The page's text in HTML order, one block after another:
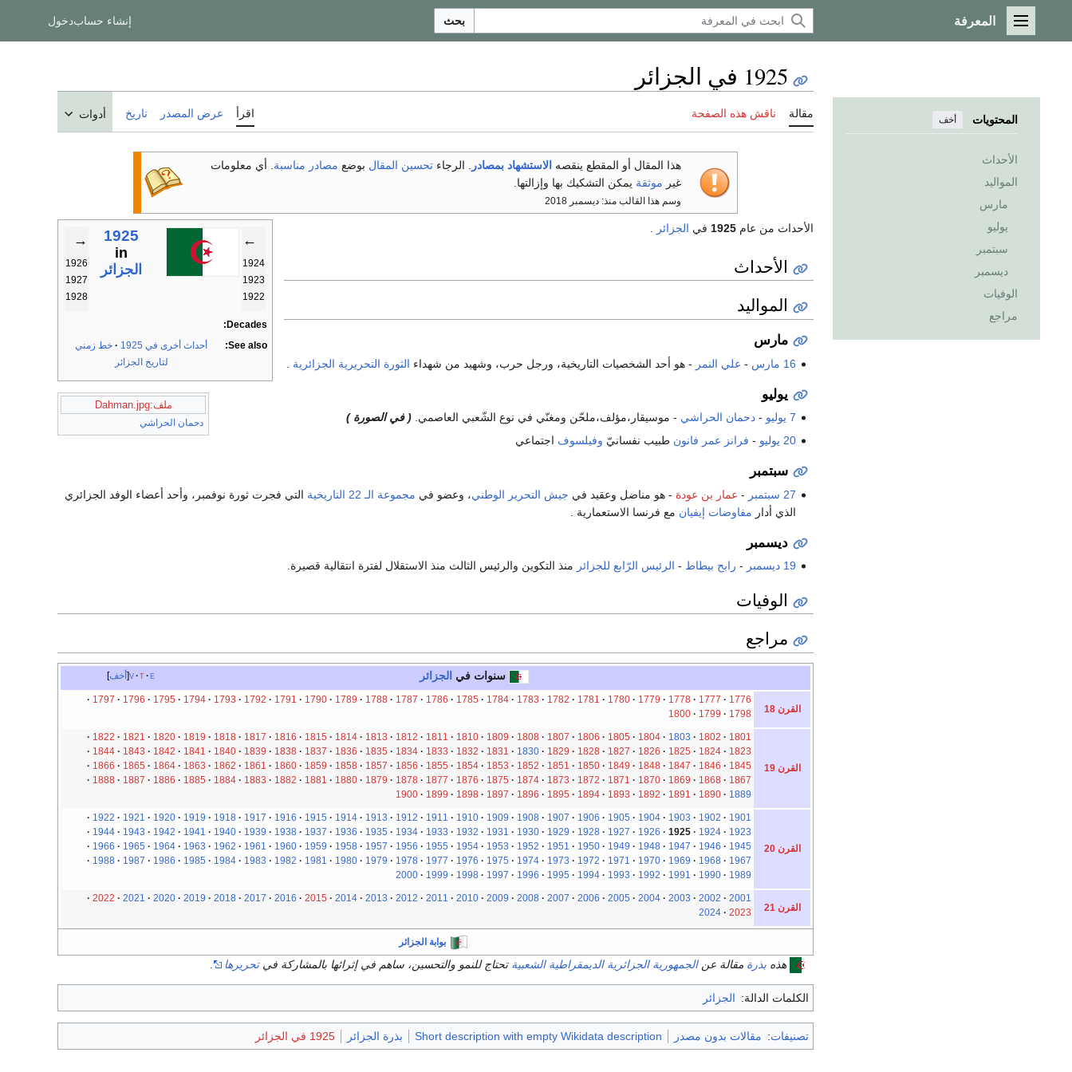
القائمة الرئيسية
المعرفة بحث إنشاء حسابدخول
المحتويات أخف
الأحداث
المواليد
مارس
يوليو
سبتمبر
ديسمبر
الوفيات
مراجع
1925 في الجزائر
مقالة ناقش هذه الصفحة اقرأ عرض المصدر تاريخ أدوات
هذا المقال أو المقطع ينقصه الاستشهاد بمصادر . الرجاء تحسين المقال بوضع مصادر مناسبة . أي معلومات
غير موثقة يمكن التشكيك بها وإزالتها.
وسم هذا القالب منذ: ديسمبر 2018
←
1924
1923
1922
1925
in
الجزائر
→
1926
1927
1928
Decades:
See also:
أحداث أخرى في 1925
خط زمني
لتاريخ الجزائر
الأحداث من عام 1925 في الجزائر
الأحداث
المواليد
ملف:Dahman.jpg
دحمان الحراشي
مارس
16 مارس - علي النمر - هو أحد الشخصيات التاريخية، ورجل حرب، وشهيد من شهداء الثورة التحريرية الجزائرية
يوليو
7 يوليو -دحمان الحراشي - موسيقار،مؤلف،ملحّن ومغنّي في نوع الشّعبي العاصمي.( في الصورة )
20 يوليو
- فرانز عمر فانون طبيب نفسانيّ وفيلسوف اجتماعي
سبتمبر
27 سبتمبر - عمار بن عودة - هو مناضل وعقيد في جيش التحرير الوطني، وعضو في مجموعة الـ 22 التاريخية
التي فجرت ثورة نوفمبر، وأحد أعضاء الوفد الجزائري
الذي أدار مفاوضات إيفيان مع فرنسا الاستعمارية .
ديسمبر
19 ديسمبر - رابح بيطاط - الرئيس الرّابع للجزائر منذ التكوين والرئيس الثالث منذ الاستقلال لفترة انتقالية قصيرة.
الوفيات
مراجع
أخف v t e سنوات في الجزائر
القرن 18
1776
1777
1778
1779
1780
1781
1782
1783
1784
1785
1786
1787
1788
1789
1790
1791
1792
1793
1794
1795
1796
1797
1798
1799
1800
القرن 19
1801
1802
1803
1804
1805
1806
1807
1808
1809
1810
1811
1812
1813
1814
1815
1816
1817
1818
1819
1820
1821
1822
1823
1824
1825
1826
1827
1828
1829
1830
1831
1832
1833
1834
1835
1836
1837
1838
1839
1840
1841
1842
1843
1844
1845
1846
1847
1848
1849
1850
1851
1852
1853
1854
1855
1856
1857
1858
1859
1860
1861
1862
1863
1864
1865
1866
1867
1868
1869
1870
1871
1872
1873
1874
1875
1876
1877
1878
1879
1880
1881
1882
1883
1884
1885
1886
1887
1888
1889
1890
1891
1892
1893
1894
1895
1896
1897
1898
1899
1900
القرن 20
1901
1902
1903
1904
1905
1906
1907
1908
1909
1910
1911
1912
1913
1914
1915
1916
1917
1918
1919
1920
1921
1922
1923
1924
1925
1926
1927
1928
1929
1930
1931
1932
1933
1934
1935
1936
1937
1938
1939
1940
1941
1942
1943
1944
1945
1946
1947
1948
1949
1950
1951
1952
1953
1954
1955
1956
1957
1958
1959
1960
1961
1962
1963
1964
1965
1966
1967
1968
1969
1970
1971
1972
1973
1974
1975
1976
1977
1978
1979
1980
1981
1982
1983
1984
1985
1986
1987
1988
1989
1990
1991
1992
1993
1994
1995
1996
1997
1998
1999
2000
القرن 21
2001
2002
2003
2004
2005
2006
2007
2008
2009
2010
2011
2012
2013
2014
2015
2016
2017
2018
2019
2020
2021
2022
2023
2024
بوابة الجزائر
هذه بذرة مقالة عنالجمهورية الجزائرية الديمقراطية الشعبية تحتاج للنمو والتحسين، ساهم في إثرائها بالمشاركة فيتحريرها
الكلمات الدالة: الجزائر
تصنيفات: مقالات بدون مصدر Short description with empty Wikidata description بذرة الجزائر 1925 في الجزائر